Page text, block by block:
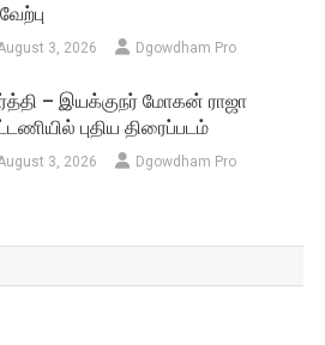
3, 2026 Dgowdham Pro
– இயக்குநர் மோகன் ராஜா
புதிய திரைப்படம்
3, 2026 Dgowdham Pro